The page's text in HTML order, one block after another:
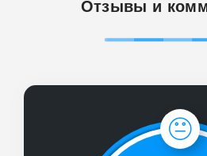
Отзывы и